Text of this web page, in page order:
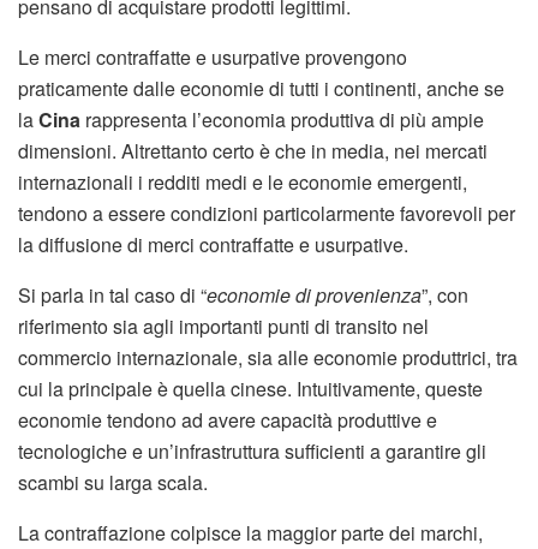
pensano di acquistare prodotti legittimi.
Le merci contraffatte e usurpative provengono
praticamente dalle economie di tutti i continenti, anche se
laCina rappresenta l’economia produttiva di più ampie
dimensioni. Altrettanto certo è che in media, nei mercati
internazionali i redditi medi e le economie emergenti,
tendono a essere condizioni particolarmente favorevoli per
la diffusione di merci contraffatte e usurpative.
Si parla in tal caso di “economie di provenienza”, con
riferimento sia agli importanti punti di transito nel
commercio internazionale, sia alle economie produttrici, tra
cui la principale è quella cinese. Intuitivamente, queste
economie tendono ad avere capacità produttive e
tecnologiche e un’infrastruttura sufficienti a garantire gli
scambi su larga scala.
La contraffazione colpisce la maggior parte dei marchi,